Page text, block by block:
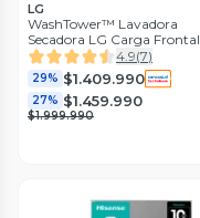
LG
WashTower™ Lavadora
Secadora LG Carga Frontal
14/10Kg WK14WS6R con
AIDD™
4.9(7)
29% $1.409.990
27% $1.459.990
$1.999.990